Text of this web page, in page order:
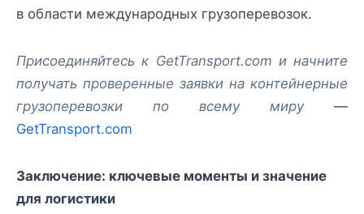
в области международных грузоперевозок.
Присоединяйтесь к GetTransport.com и начните
получать проверенные заявки на контейнерные
грузоперевозки по всему миру—
GetTransport.com
Заключение: ключевые моменты и значение
для логистики